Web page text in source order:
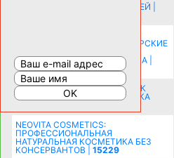
ИСТОРИЯ НАКЛАДНЫХ НОГТЕЙ |
КОМНАТУ: ХИТРЫЕ ДИЗАЙНЕРСКИЕ
РАСШИРЕНИЯ ПРОСТРАНСТВА |
16197
СОБИРАЕМСЯ НА ПРАЗДНИК К
МОЛОДОЖЕНАМ: ПОДГОТОВКА
NEOVITA COSMETICS:
ПРОФЕССИОНАЛЬНАЯ
НАТУРАЛЬНАЯ КОСМЕТИКА БЕЗ
КОНСЕРВАНТОВ | 15229